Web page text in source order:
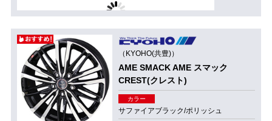
（KYOHO(共豊)）
AME SMACK AME スマック
CREST(クレスト)
カラー
サファイアブラック/ポリッシュ